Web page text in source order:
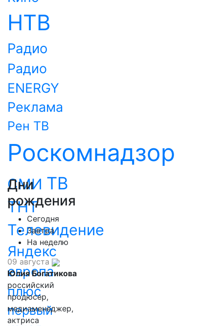
НТВ
Радио
Радио
ENERGY
Реклама
Рен ТВ
Роскомнадзор
СМИ ТВ
ТНТ
Телевидение
Яндекс
европа
плюс
первый
Дни
рождения
Сегодня
Завтра
На неделю
09 августа
Юлия Богатикова
российский
продюсер,
медиаменеджер,
актриса